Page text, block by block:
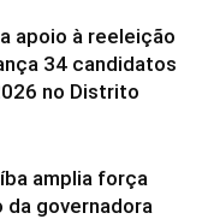
apoio à reeleição
34 candidatos
no Distrito
amplia força
governadora